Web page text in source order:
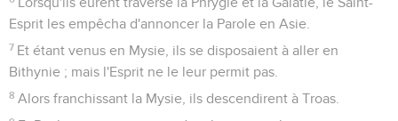
Esprit les empêcha d'annoncer la Parole en Asie.
7 Et étant venus en Mysie, ils se disposaient à aller en
Bithynie ; mais l'Esprit ne le leur permit pas.
8 Alors franchissant la Mysie, ils descendirent à Troas.